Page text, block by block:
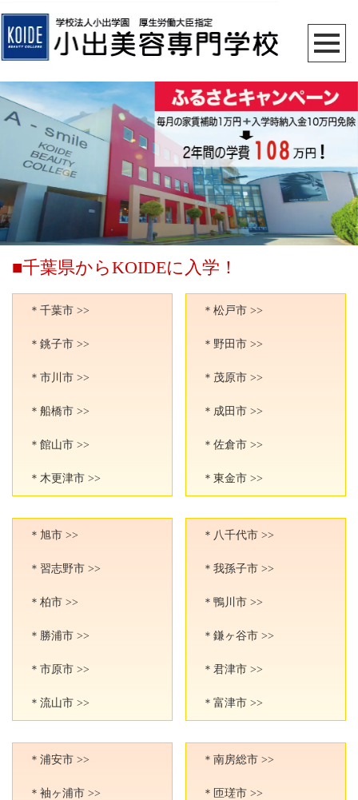
■千葉県からKOIDEに入学！
＊千葉市 >>
＊銚子市 >>
＊市川市 >>
＊船橋市 >>
＊館山市 >>
＊木更津市 >>
＊松戸市 >>
＊野田市 >>
＊茂原市 >>
＊成田市 >>
＊佐倉市 >>
＊東金市 >>
＊旭市 >>
＊習志野市 >>
＊柏市 >>
＊勝浦市 >>
＊市原市 >>
＊流山市 >>
＊八千代市 >>
＊我孫子市 >>
＊鴨川市 >>
＊鎌ヶ谷市 >>
＊君津市 >>
＊富津市 >>
＊浦安市 >>
＊袖ヶ浦市 >>
＊南房総市 >>
＊匝瑳市 >>